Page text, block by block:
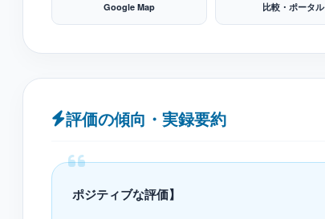
Google Map 比較・ポータル
評価の傾向・実録要約
ポジティブな評価】